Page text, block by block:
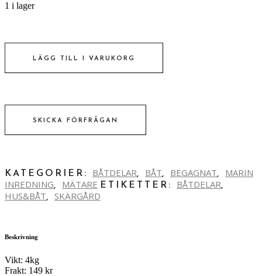
1 i lager
LÄGG TILL I VARUKORG
SKICKA FÖRFRÅGAN
KATEGORIER: BÅTDELAR, BÅT, BEGAGNAT, MARIN
INREDNING, MÄTARE ETIKETTER: BÅTDELAR,
HUS&BÅT, SKÄRGÅRD
Beskrivning
Vikt: 4kg
Frakt: 149 kr